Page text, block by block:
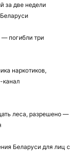
за две недели
погибли три
наркотиков,
канал
леса, разрешено —
Беларуси для лиц с